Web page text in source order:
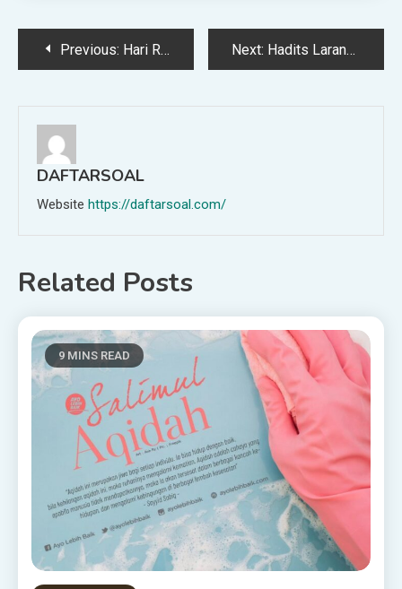
PostPrevious: Hari Raya Bertepatan dengan Hari Jum’at Next: Hadits Larangan Memasukkan Anak ke Pesantren?
DAFTARSOAL
Website https://daftarsoal.com/
Related Posts
9 MINS READ